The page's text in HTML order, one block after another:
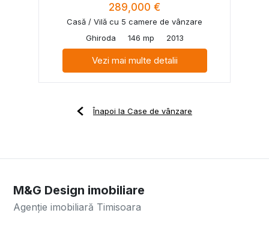
289,000 €
Casă / Vilă cu 5 camere de vânzare
Ghiroda
146 mp 2013
Vezi mai multe detalii
Înapoi la Case de vânzare
M&G Design imobiliare
Agenție imobiliară Timisoara